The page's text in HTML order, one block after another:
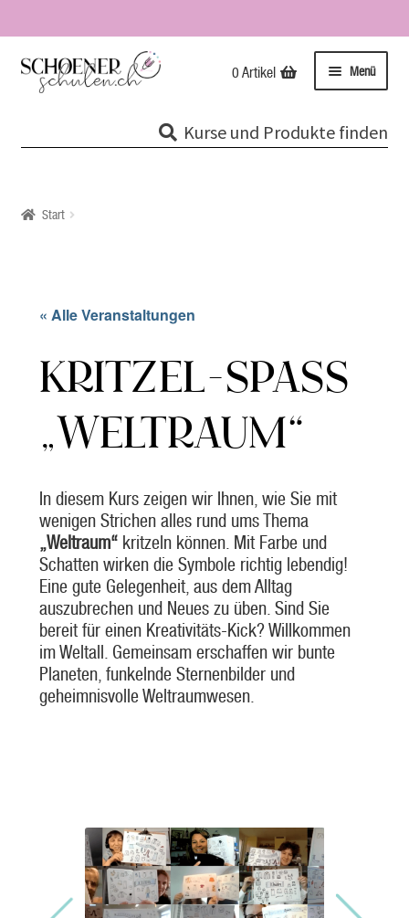
Zur
Navigation
Zum
Inhalt
Menü
Evolutionspädagogik®
0 Artikel
Kurse und Produkte finden
Start
« Alle Veranstaltungen
KRITZEL-SPASS
„WELTRAUM“
In diesem Kurs zeigen wir Ihnen, wie Sie mit
wenigen Strichen alles rund ums Thema
„Weltraum“kritzeln können. Mit Farbe und
Schatten wirken die Symbole richtig lebendig!
Eine gute Gelegenheit, aus dem Alltag
auszubrechen und Neues zu üben. Sind Sie
bereit für einen Kreativitäts-Kick? Willkommen
im Weltall. Gemeinsam erschaffen wir bunte
Planeten, funkelnde Sternenbilder und
geheimnisvolle Weltraumwesen.